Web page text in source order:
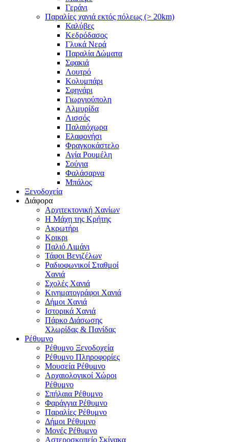
Γεράνι
Παραλίες χανιά εκτός πόλεως (> 20km)
Καλύβες
Κεδρόδασος
Γλυκά Νερά
Παραλία Δώματα
Σφακιά
Λουτρό
Κολυμπάρι
Σφηνάρι
Γιωργιούπολη
Αλμυρίδα
Λισσός
Παλαιόχωρα
Ελαφονήσι
Φραγκοκάστελο
Αγία Ρουμέλη
Σούγια
Φαλάσαρνα
Μπάλος
Ξενοδοχεία
Διάφορα
Αρχιτεκτονική Χανίων
Η Μάχη της Κρήτης
Ακρωτήρι
Κρικρι
Παλιό Λιμάνι
Τάφοι Βενιζέλων
Ραδιοφωνικοί Σταθμοί
Χανιά
Σχολές Χανιά
Κινηματογράφοι Χανιά
Δήμοι Χανιά
Ιστορικά Χανιά
Πάρκο Διάσωσης
Χλωρίδας & Πανίδας
Ρέθυμνο
Ρέθυμνο Ξενοδοχεία
Ρέθυμνο Πληροφορίες
Μουσεία Ρέθυμνο
Αρχαιολογικοί Χώροι
Ρέθυμνο
Σπήλαια Ρέθυμνο
Φαράγγια Ρέθυμνο
Παραλίες Ρέθυμνο
Δήμοι Ρέθυμνο
Μονές Ρέθυμνο
Αστεροσκοπείο Σκίνακα